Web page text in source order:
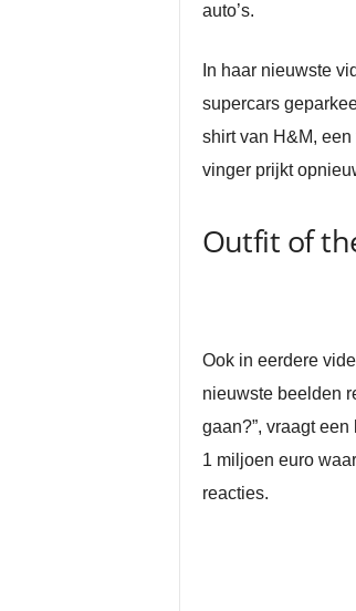
auto’s.
In haar nieuwste
supercars
shirt van H&M,
vinger prijkt
Outfit of
Ook in eerdere
nieuwste beelden
gaan?”, vraagt
1 miljoen euro
reacties.